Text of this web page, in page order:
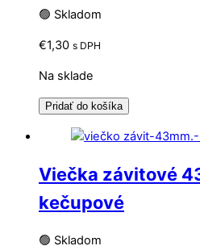
🟢 Skladom
€1,30 s DPH
Na sklade
Pridať do košíka
Viečka závitové
kečupové
🟢 Skladom